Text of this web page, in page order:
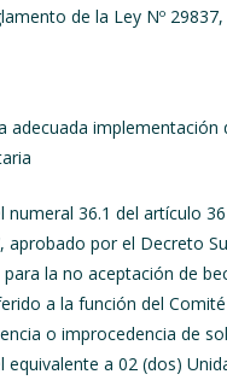
de la Ley Nº
adecuada
36.1 del artículo
por el Decreto
la no aceptación de
a la función del
o improcedencia de
a 02 (dos)